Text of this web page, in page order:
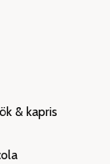
& kapris